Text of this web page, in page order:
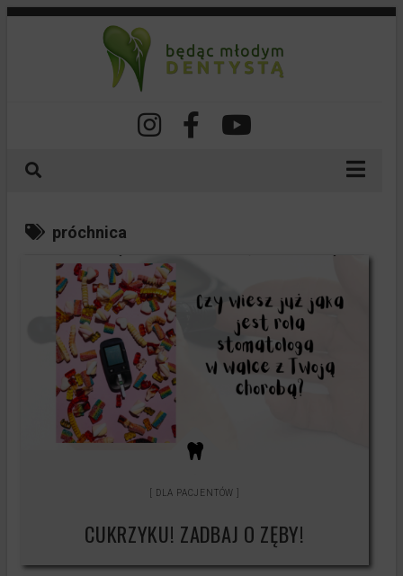
Spis treści
Dla lekarzy
Dla pacjentów
Dla studentów
Testy produktów
Księgowość
próchnica
DLA PACJENTÓW
CUKRZYKU! ZADBAJ O ZĘBY!